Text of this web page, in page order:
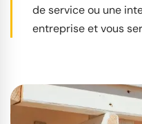
de service ou une
entreprise et vous